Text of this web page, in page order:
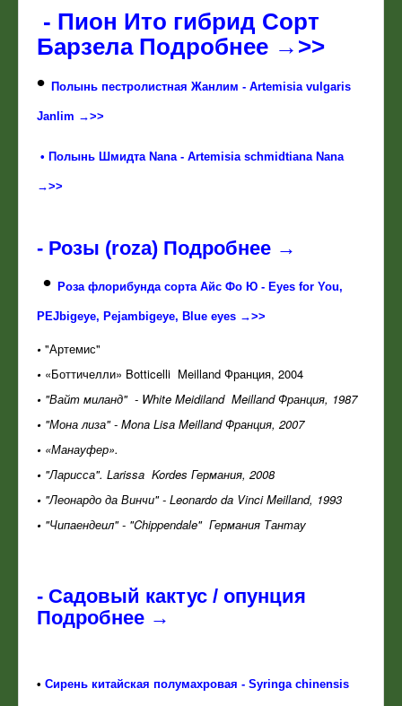
- Пион Ито гибрид Сорт
Барзела Подробнее →>>
• Полынь пестролистная Жанлим - Artemisia vulgaris
Janlim →>>
• Полынь Шмидта Nana - Artemisia schmidtiana Nana
→>>
- Розы (roza) Подробнее →
• Роза флорибунда сорта Айс Фо Ю - Eyes for You,
PEJbigeye, Pejambigeye, Blue eyes →>>
• "Артемис"
• «Боттичелли» Botticelli Meilland Франция, 2004
• "Вайт миланд" - White Meidiland Meilland Франция, 1987
• "Мона лиза" - Mona Lisa Meilland Франция, 2007
• «Манауфер».
• "Ларисса". Larissa Kordes Германия, 2008
• "Леонардо да Винчи" - Leonardo da Vinci Meilland, 1993
• "Чипаендеил" - "Chippendale" Германия Тантау
- Садовый кактус / опунция
Подробнее →
• Сирень китайская полумахровая - Syringa chinensis